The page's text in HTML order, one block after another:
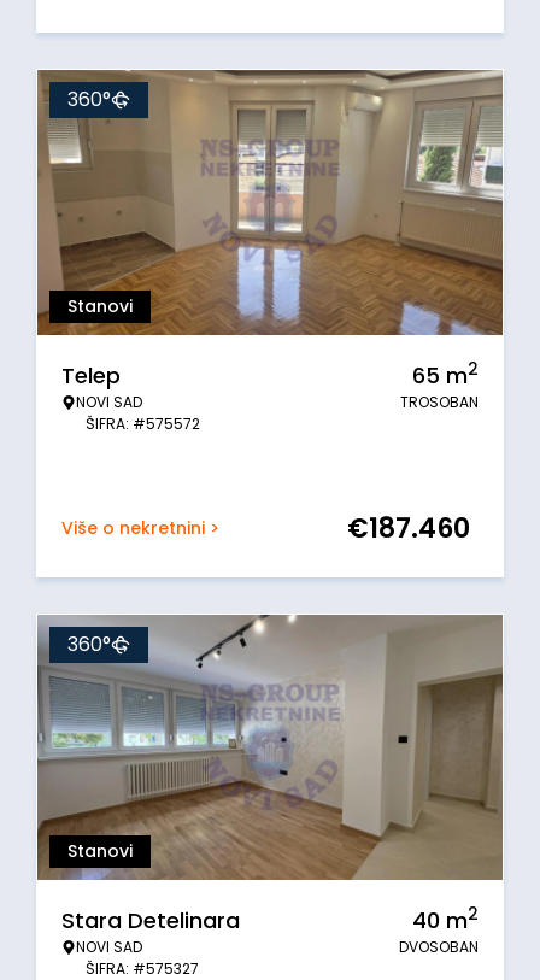
Stanovi
360°
Telep
NOVI SAD
ŠIFRA: #575572
65 m2
TROSOBAN
Više o nekretnini > €187.460
Stanovi
360°
Stara Detelinara
NOVI SAD
ŠIFRA: #575327
40 m2
DVOSOBAN